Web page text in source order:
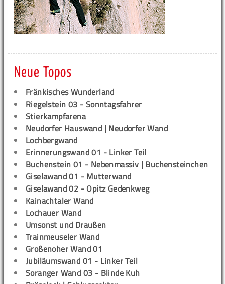
Neue Topos
Fränkisches Wunderland
Riegelstein 03 - Sonntagsfahrer
Stierkampfarena
Neudorfer Hauswand | Neudorfer Wand
Lochbergwand
Erinnerungswand 01 - Linker Teil
Buchenstein 01 - Nebenmassiv | Buchensteinchen
Giselawand 01 - Mutterwand
Giselawand 02 - Opitz Gedenkweg
Kainachtaler Wand
Lochauer Wand
Umsonst und Draußen
Trainmeuseler Wand
Großenoher Wand 01
Jubiläumswand 01 - Linker Teil
Soranger Wand 03 - Blinde Kuh